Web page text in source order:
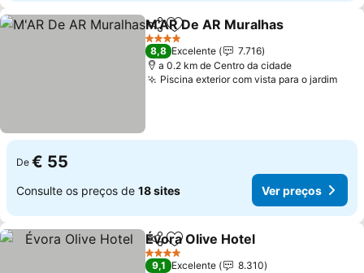
PartilharAdicionar aos favoritos
M'AR De AR Muralhas
4 Estrelas
8,8 Excelente
7.716
a 0.2 km de Centro da cidade
Piscina exterior com vista para o jardim
De € 55
Consulte os preços de 18 sites Ver preços
PartilharAdicionar aos favoritos
Évora Olive Hotel
4 Estrelas
9,1 Excelente
8.310